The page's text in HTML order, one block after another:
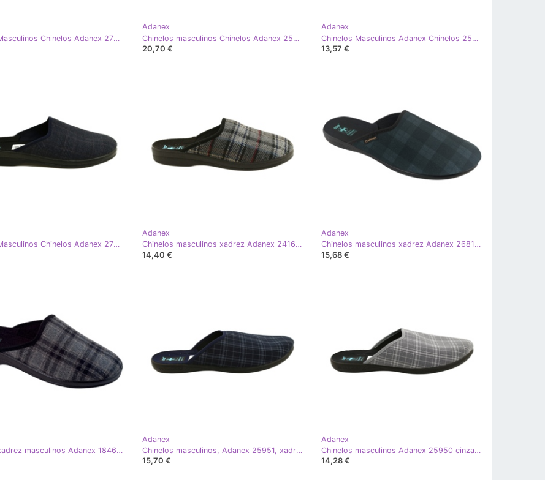
Chinelos Masculinos Chinelos Adanex 27829 Per Pedes Corduroy azul
Adanex
Chinelos masculinos Chinelos Adanex 25957 LEL1 Azul marinho
20,70 €
Adanex
Chinelos Masculinos Adanex Chinelos 25954 Preto
13,57 €
Chinelos Masculinos Chinelos Adanex 27318 Per Pedes xadrez azul-marinho
Adanex
Chinelos masculinos xadrez Adanex 24162 preto cinza
14,40 €
Adanex
Chinelos masculinos xadrez Adanex 26816 azul marinho cinza
15,68 €
Chinelos xadrez masculinos Adanex 18464 preto cinza
Adanex
Chinelos masculinos, Adanex 25951, xadrez azul marinho
15,70 €
Adanex
Chinelos masculinos Adanex 25950 cinza xadrez
14,28 €